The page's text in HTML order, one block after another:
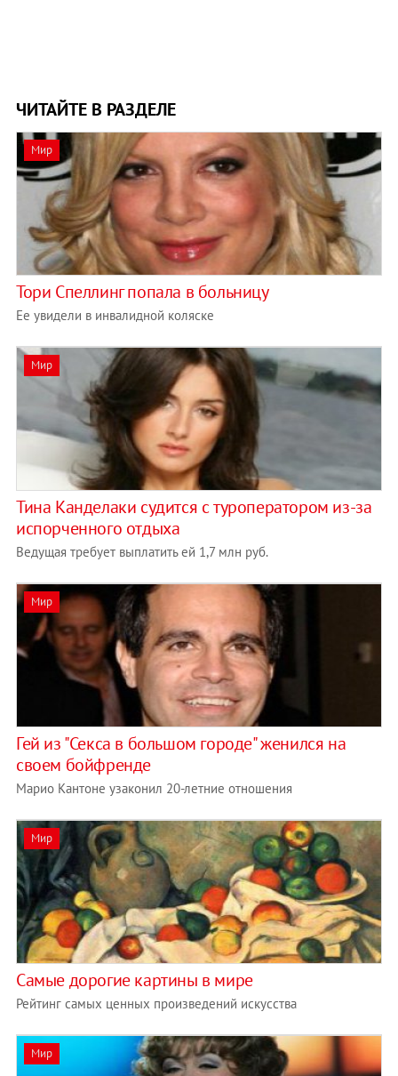
ЧИТАЙТЕ В РАЗДЕЛЕ
Мир
Тори Спеллинг попала в больницу
Ее увидели в инвалидной коляске
Мир
Тина Канделаки судится с туроператором из-за
испорченного отдыха
Ведущая требует выплатить ей 1,7 млн руб.
Мир
Гей из "Секса в большом городе" женился на
своем бойфренде
Марио Кантоне узаконил 20-летние отношения
Мир
Самые дорогие картины в мире
Рейтинг самых ценных произведений искусства
Мир